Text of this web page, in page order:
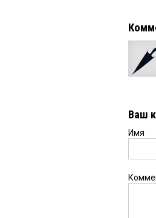
Ваш
Имя